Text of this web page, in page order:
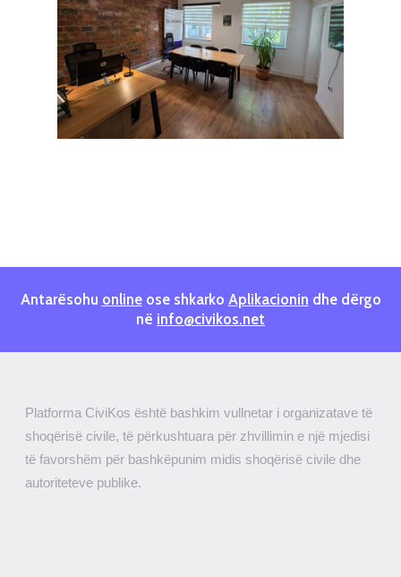
Antarësohu onlineose shkarko Aplikacionin dhe dërgo
në info@civikos.net
Platforma CiviKos është bashkim vullnetar i organizatave të
shoqërisë civile, të përkushtuara për zhvillimin e një mjedisi
të favorshëm për bashkëpunim midis shoqërisë civile dhe
autoriteteve publike.